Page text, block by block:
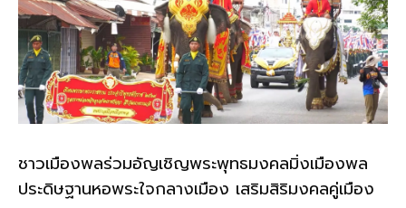
ชาวเมืองพลร่วมอัญเชิญพระพุทธมงคลมิ่งเมืองพล
ประดิษฐานหอพระใจกลางเมือง เสริมสิริมงคลคู่เมือง